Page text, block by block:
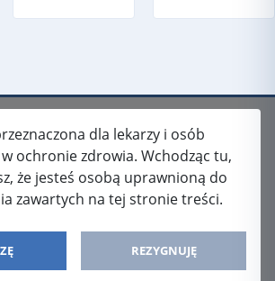
dla lekarzy i osób
ochronie zdrowia. Wchodząc tu,
że jesteś osobą uprawnioną do
zawartych na tej stronie treści.
REZYGNUJĘ